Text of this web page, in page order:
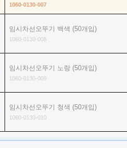
1060-0130-007
임시차선오뚜기 백색 (50개입)
1060-0130-008
임시차선오뚜기 노랑 (50개입)
1060-0130-009
임시차선오뚜기 청색 (50개입)
1060-0130-010